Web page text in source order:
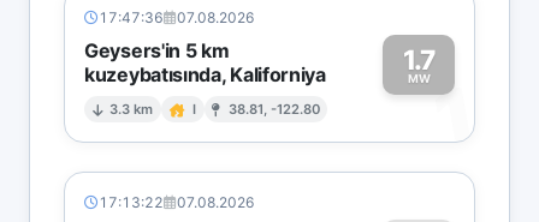
17:47:36 07.08.2026
Geysers'in 5 km
kuzeybatısında, Kaliforniya
3.3 km I 38.81, -122.80
1.7
MW1
17:13:22 07.08.2026